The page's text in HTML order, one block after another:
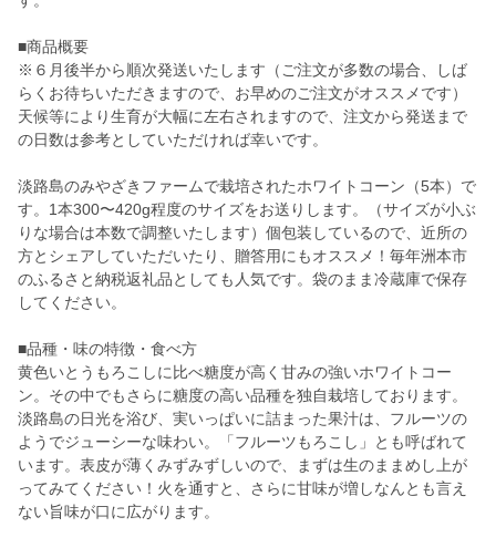
■商品概要
※６月後半から順次発送いたします（ご注文が多数の場合、しば
らくお待ちいただきますので、お早めのご注文がオススメです）
天候等により生育が大幅に左右されますので、注文から発送まで
の日数は参考としていただければ幸いです。
淡路島のみやざきファームで栽培されたホワイトコーン（5本）で
す。1本300〜420g程度のサイズをお送りします。（サイズが小ぶ
りな場合は本数で調整いたします）個包装しているので、近所の
方とシェアしていただいたり、贈答用にもオススメ！毎年洲本市
のふるさと納税返礼品としても人気です。袋のまま冷蔵庫で保存
してください。
■品種・味の特徴・食べ方
黄色いとうもろこしに比べ糖度が高く甘みの強いホワイトコー
ン。その中でもさらに糖度の高い品種を独自栽培しております。
淡路島の日光を浴び、実いっぱいに詰まった果汁は、フルーツの
ようでジューシーな味わい。「フルーツもろこし」とも呼ばれて
います。表皮が薄くみずみずしいので、まずは生のままめし上が
ってみてください！火を通すと、さらに甘味が増しなんとも言え
ない旨味が口に広がります。